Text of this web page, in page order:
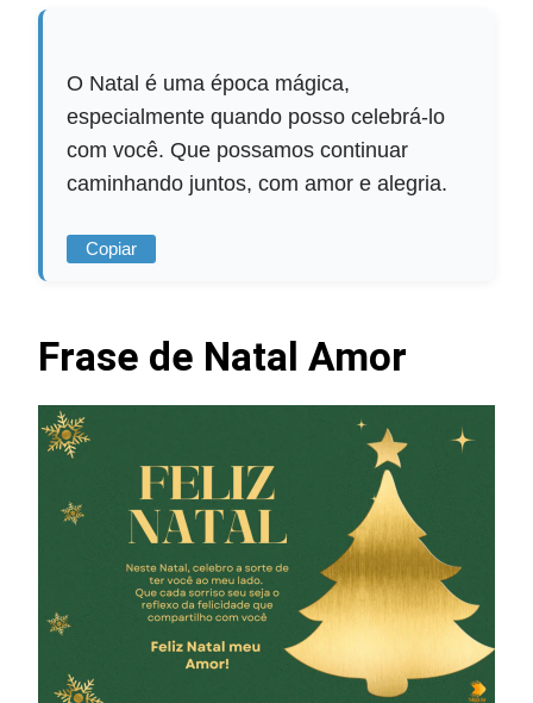
O Natal é uma época mágica,
especialmente quando posso celebrá-lo
com você. Que possamos continuar
caminhando juntos, com amor e alegria.
Copiar
Frase de Natal Amor